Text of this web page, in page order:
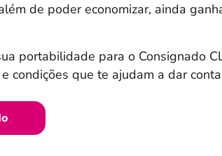
de poder economizar, ainda
portabilidade para o Consignado
condições que te ajudam a dar